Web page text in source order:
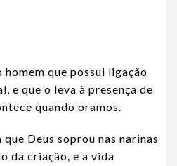
que possui ligação
e que o leva à presença de
quando oramos.
Deus soprou nas narinas
da criação, e a vida